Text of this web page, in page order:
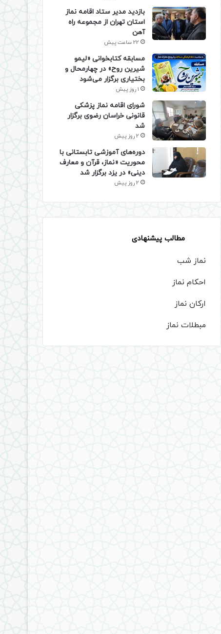
بازدید مدیر ستاد اقامه نماز
استان تهران از مجموعه راه
آهن
22 ساعت پیش
مسابقه کتابخوانی «لیمو
شیرین روح» در چهارمحال و
بختیاری برگزار می‌شود
1 روز پیش
شورای اقامه نماز پزشکی
قانونی خراسان رضوی برگزار
شد
2 روز پیش
دوره‌های آموزشی تابستانی با
محوریت «نماز، قرآن و معارف
دینی» در یزد برگزار شد
2 روز پیش
مطالب پیشنهادی
نماز شب
احکام نماز
ارکان نماز
مبطلات نماز